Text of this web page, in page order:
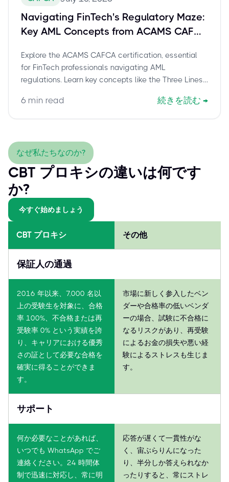
Navigating FinTech's Regulatory Maze:
Key AML Concepts from ACAMS CAFCA
Explore the ACAMS CAFCA certification, essential
for FinTech professionals navigating AML
regulations. Learn key concepts like the Three Lines
compliance, all vital for scaling digital financial
services securely. This guide covers how CAFCA
within the dynamic FinTech landscape.
6 min read 続きを読む →
なぜ私たちなのか?
CBT プロキシの違いは何です
か?
今すぐ始めましょう
CBT プロキシ その他
保証人の通過
2016 年以来、7,000 名以
上の受験生を対象に、合格
率 100%、不合格または再
受験率 0% という実績を誇
り、キャリアにおける優秀
さの証として必要な合格を
確実に得ることができま
す。
市場に新しく参入したベン
ダーや合格率の低いベンダ
ーの場合、試験に不合格に
なるリスクがあり、再受験
によるお金の損失や悪い経
験によるストレスも生じま
す。
サポート
何か必要なことがあれば、
いつでも WhatsApp でご
連絡ください。24 時間体
制で迅速に対応し、常に明
応答が遅くて一貫性がな
く、宙ぶらりんになった
り、半分しか答えられなか
ったりすると、常にストレ